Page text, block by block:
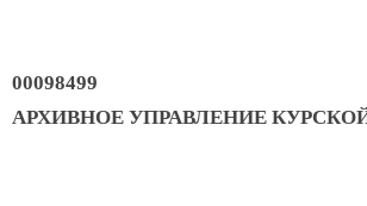
00098499
АРХИВНОЕ УПРАВЛЕНИЕ